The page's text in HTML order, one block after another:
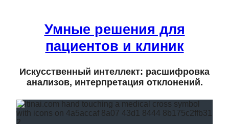
Умные решения для
пациентов и клиник
Искусственный интеллект: расшифровка
анализов, интерпретация отклонений.